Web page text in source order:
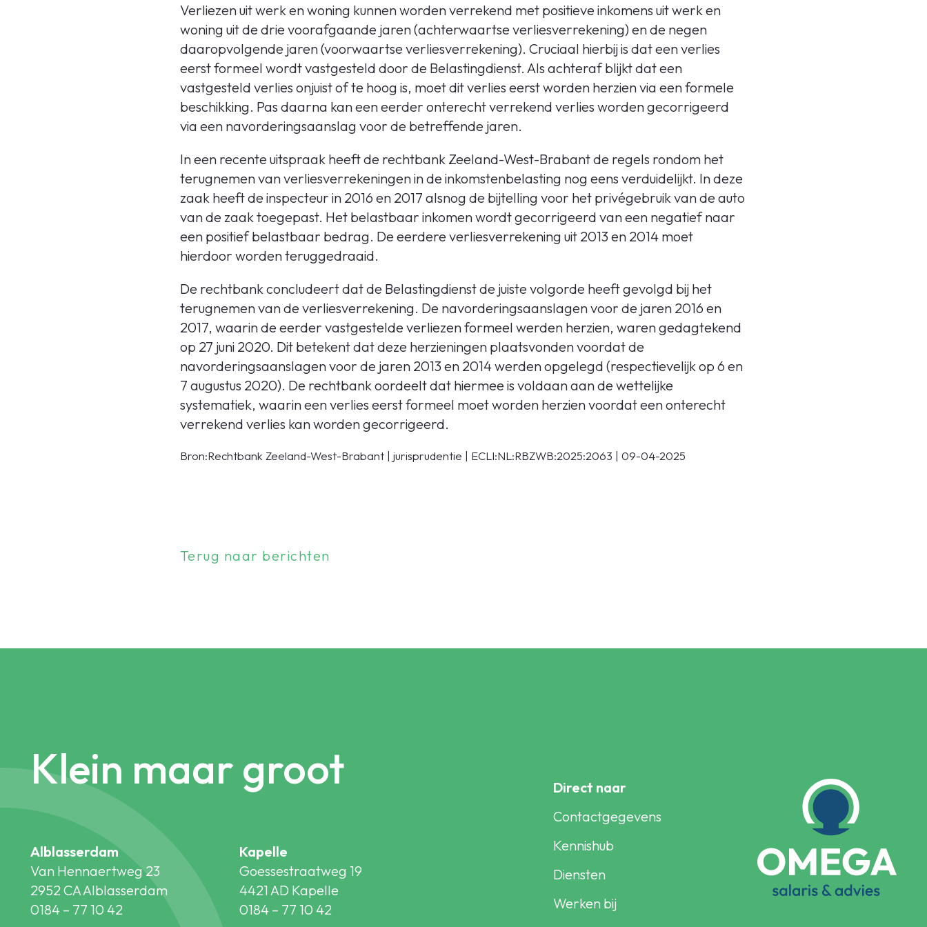
Verliezen uit werk en woning kunnen worden verrekend met positieve inkomens uit werk en
woning uit de drie voorafgaande jaren (achterwaartse verliesverrekening) en de negen
daaropvolgende jaren (voorwaartse verliesverrekening). Cruciaal hierbij is dat een verlies
eerst formeel wordt vastgesteld door de Belastingdienst. Als achteraf blijkt dat een
vastgesteld verlies onjuist of te hoog is, moet dit verlies eerst worden herzien via een formele
beschikking. Pas daarna kan een eerder onterecht verrekend verlies worden gecorrigeerd
via een navorderingsaanslag voor de betreffende jaren.
In een recente uitspraak heeft de rechtbank Zeeland-West-Brabant de regels rondom het
terugnemen van verliesverrekeningen in de inkomstenbelasting nog eens verduidelijkt. In deze
zaak heeft de inspecteur in 2016 en 2017 alsnog de bijtelling voor het privégebruik van de auto
van de zaak toegepast. Het belastbaar inkomen wordt gecorrigeerd van een negatief naar
een positief belastbaar bedrag. De eerdere verliesverrekening uit 2013 en 2014 moet
hierdoor worden teruggedraaid.
De rechtbank concludeert dat de Belastingdienst de juiste volgorde heeft gevolgd bij het
terugnemen van de verliesverrekening. De navorderingsaanslagen voor de jaren 2016 en
2017, waarin de eerder vastgestelde verliezen formeel werden herzien, waren gedagtekend
op 27 juni 2020. Dit betekent dat deze herzieningen plaatsvonden voordat de
navorderingsaanslagen voor de jaren 2013 en 2014 werden opgelegd (respectievelijk op 6 en
7 augustus 2020). De rechtbank oordeelt dat hiermee is voldaan aan de wettelijke
systematiek, waarin een verlies eerst formeel moet worden herzien voordat een onterecht
verrekend verlies kan worden gecorrigeerd.
Bron:Rechtbank Zeeland-West-Brabant | jurisprudentie | ECLI:NL:RBZWB:2025:2063 | 09-04-2025
Terug naar berichten
Klein maar groot
Alblasserdam
Van Hennaertweg 23
2952 CA Alblasserdam
0184 – 77 10 42
Kapelle
Goessestraatweg 19
4421 AD Kapelle
0184 – 77 10 42
Direct naar
Contactgegevens
Kennishub
Diensten
Werken bij